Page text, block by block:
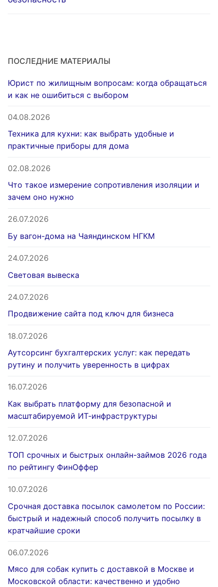
ПОСЛЕДНИЕ МАТЕРИАЛЫ
Юрист по жилищным вопросам: когда обращаться
и как не ошибиться с выбором
04.08.2026
Техника для кухни: как выбрать удобные и
практичные приборы для дома
02.08.2026
Что такое измерение сопротивления изоляции и
зачем оно нужно
26.07.2026
Бу вагон-дома на Чаяндинском НГКМ
24.07.2026
Световая вывеска
24.07.2026
Продвижение сайта под ключ для бизнеса
18.07.2026
Аутсорсинг бухгалтерских услуг: как передать
рутину и получить уверенность в цифрах
16.07.2026
Как выбрать платформу для безопасной и
масштабируемой ИТ-инфраструктуры
12.07.2026
ТОП срочных и быстрых онлайн-займов 2026 года
по рейтингу ФинОффер
10.07.2026
Срочная доставка посылок самолетом по России:
быстрый и надежный способ получить посылку в
кратчайшие сроки
06.07.2026
Мясо для собак купить с доставкой в Москве и
Московской области: качественно и удобно